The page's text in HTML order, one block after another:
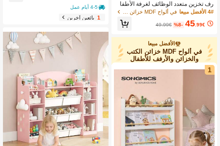
رف تخزين متعدد الوظائف لغرفة الأطفا
ل، منظم ألعاب مع 9 صناديق تخزين، لغر
4# الأفضل مبيعا
45 .99€
%8-
49.99€
الأفضل مبيعا
في ألواح MDF خزائن الكتب
والخزائن والأرفف للأطفال
1
4-5 أيام عمل
1بائعين آخرين